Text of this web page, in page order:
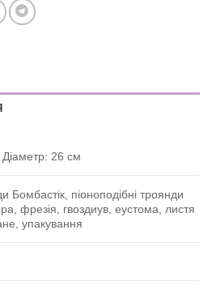
26 см
Бомбастік, піоноподібні троянди
фрезія, гвоздиув, еустома, листя
упакування